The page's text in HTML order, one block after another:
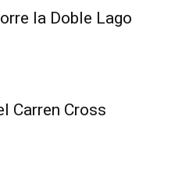
la Doble Lago
Carren Cross